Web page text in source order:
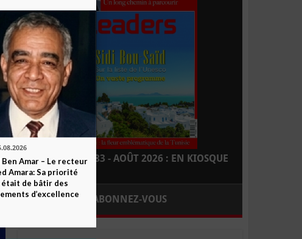
LEADERS N° 183 - AOÛT 2026 : EN KIOSQUE
ABONNEZ-VOUS
Amar – Le recteur
Amara: Sa priorité
était de bâtir des
d’excellence